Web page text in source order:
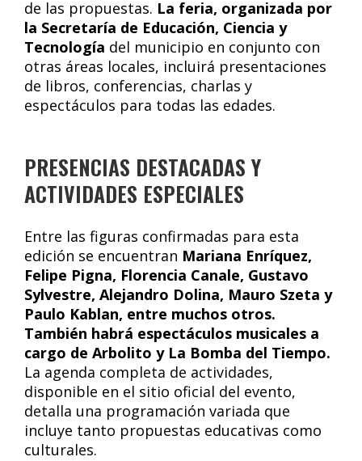
de las propuestas. La feria, organizada por
la Secretaría de Educación, Ciencia y
Tecnología del municipio en conjunto con
otras áreas locales, incluirá presentaciones
de libros, conferencias, charlas y
espectáculos para todas las edades.
PRESENCIAS DESTACADAS Y
ACTIVIDADES ESPECIALES
Entre las figuras confirmadas para esta
edición se encuentran Mariana Enríquez,
Felipe Pigna, Florencia Canale, Gustavo
Sylvestre, Alejandro Dolina, Mauro Szeta y
Paulo Kablan, entre muchos otros.
También habrá espectáculos musicales a
cargo de Arbolito y La Bomba del Tiempo.
La agenda completa de actividades,
disponible en el sitio oficial del evento,
detalla una programación variada que
incluye tanto propuestas educativas como
culturales.